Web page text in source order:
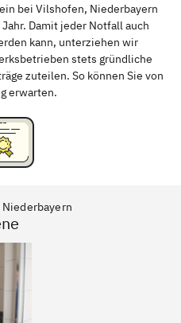
Rudelsdorf, Mittelfranken
bei Vilshofen, Niederbayern
Damit jeder Notfall auch
kann, unterziehen wir
stets gründliche
zuteilen. So können Sie von
erwarten.